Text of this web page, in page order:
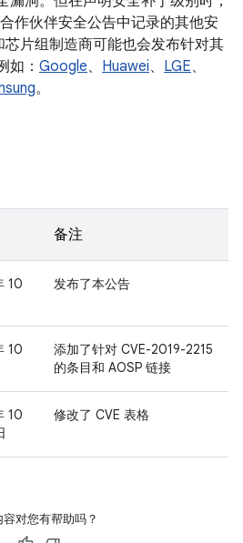
作伙伴安全公告中记录的其他安
片组制造商可能也会发布针对其
如： Google、 Huawei、 LGE、
。
备注
10
发布了本公告
10
添加了针对 CVE-2019-2215
的条目和 AOSP 链接
10
修改了 CVE 表格
容对您有帮助吗？